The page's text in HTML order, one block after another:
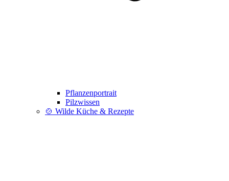
Pflanzenportrait
Pilzwissen
🍲 Wilde Küche & Rezepte